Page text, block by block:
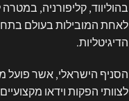
בהוליווד, קליפורניה,
לאחת המובילות בעולם
הדיגיטליות.
הסניף הישראלי, אשר פועל מאז 1995
לצוותי הפקות וידאו